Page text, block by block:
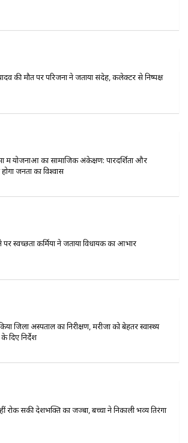
की मौत पर परिजनों ने जताया संदेह, कलेक्टर से निष्पक्ष
में योजनाओं का सामाजिक अंकेक्षण: पारदर्शिता और
जनता का विश्वास
पर स्वच्छता कर्मियों ने जताया विधायक का आभार
जिला अस्पताल का निरीक्षण, मरीजों को बेहतर स्वास्थ्य
दिए निर्देश
रोक सकी देशभक्ति का जज्बा, बच्चों ने निकाली भव्य तिरंगा